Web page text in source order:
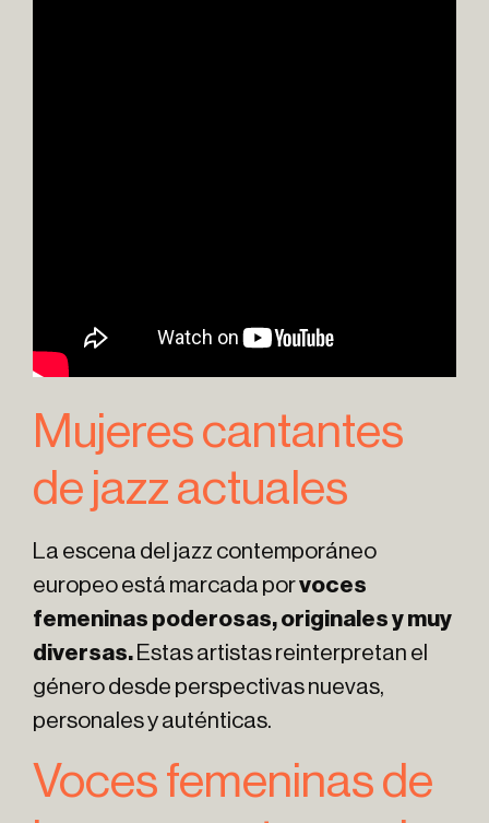
Mujeres cantantes
de jazz actuales
La escena del jazz contemporáneo
europeo está marcada porvoces
femeninas poderosas, originales y muy
diversas. Estas artistas reinterpretan el
género desde perspectivas nuevas,
personales y auténticas.
Voces femeninas de